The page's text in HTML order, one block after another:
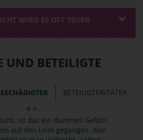
WIRD ES OFT TEUER
UND BETEILIGTE
BETEILIGTER/TÄTER
ist das ein dummes Gefühl.
auf den Leim gegangen. War